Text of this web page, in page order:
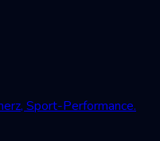
Sport-Performance.